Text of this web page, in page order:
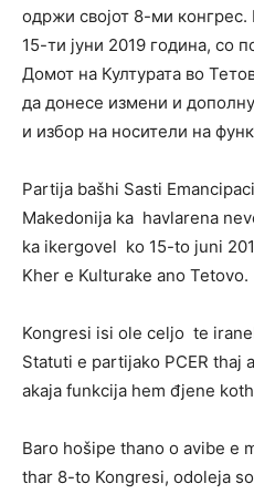
одржи својот 8-ми
15-ти јуни 2019 година, со
Домот на Културата во
да донесе измени и
и избор на носители на
Partija bašhi Sasti
Makedonija ka havlarena
ka ikergovel ko 15-to juni
Kher e Kulturake ano Tetovo.
Kongresi isi ole celjo te
Statuti e partijako PCER
akaja funkcija hem đjene
Baro hošipe thano o avibe e
thar 8-to Kongresi, odoleja